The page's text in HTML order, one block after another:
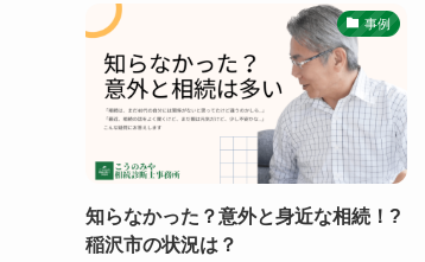
事例
知らなかった？意外と身近な相続！?
稲沢市の状況は？